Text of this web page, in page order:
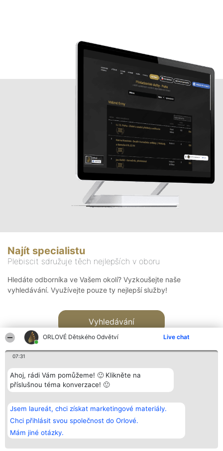
ORLOVÉ Dětského Odvětví Live chat
07:31
Ahoj, rádi Vám pomůžeme! 🙂 Klikněte na
příslušnou téma konverzace! 🙂
Jsem laureát, chci získat marketingové materiály.
Chci přihlásit svou společnost do Orlové.
Mám jiné otázky.
Najít specialistu
Plebiscit sdružuje těch nejlepších v oboru
Hledáte odborníka ve Vašem okolí? Vyzkoušejte naše
vyhledávání. Využívejte pouze ty nejlepší služby!
Vyhledávání
Bright Side Solutions sp. z o.
o. sp. k.
ul. Ruska 22
Wrocław 50-079
KRS 0000749100 | Regon
381313360 | NIP 8943132676
Vítězové
Seznam všech
laureátů
Zásady
Zásady
Kontakt